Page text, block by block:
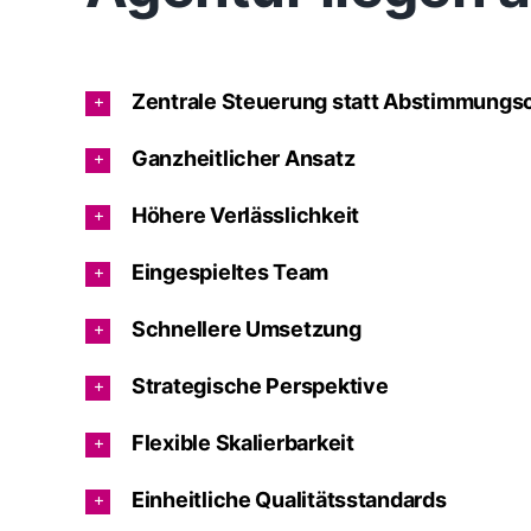
Zentrale Steuerung statt
Ganzheitlicher Ansatz
Höhere Verlässlichkeit
Eingespieltes Team
Schnellere Umsetzung
Strategische Perspektive
Flexible Skalierbarkeit
Einheitliche Qualitätsstandards